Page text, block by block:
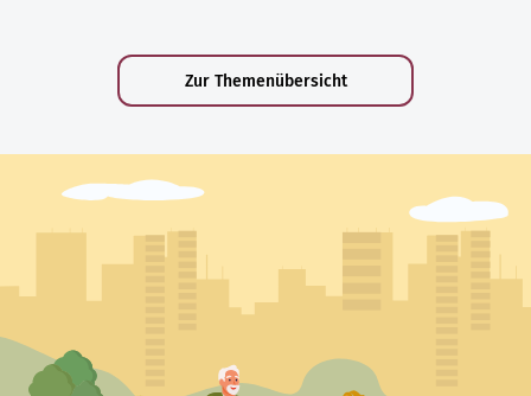
Zur Themenübersicht